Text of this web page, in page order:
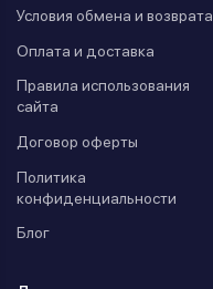
Условия обмена и возврата
Оплата и доставка
Правила использования
сайта
Договор оферты
Политика
конфиденциальности
Блог